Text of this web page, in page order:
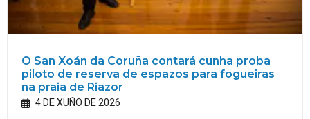
O San Xoán da Coruña contará cunha proba
piloto de reserva de espazos para fogueiras
na praia de Riazor
4 DE XUÑO DE 2026